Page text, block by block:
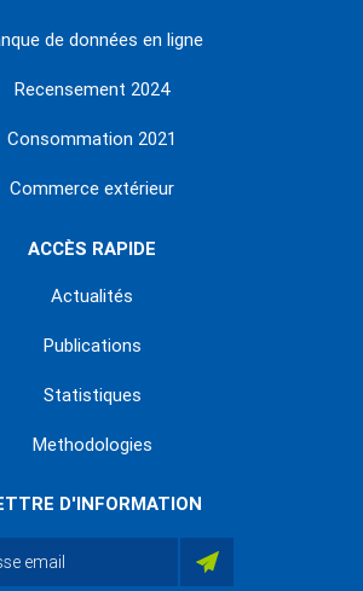
de données en ligne
Recensement 2024
Consommation 2021
Commerce extérieur
ACCÈS RAPIDE
Actualités
Publications
Statistiques
Methodologies
D'INFORMATION